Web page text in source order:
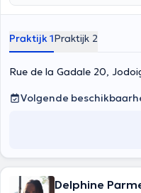
Praktijk 1Praktijk 2
Rue de la Gadale 20,
Volgende
Delphine